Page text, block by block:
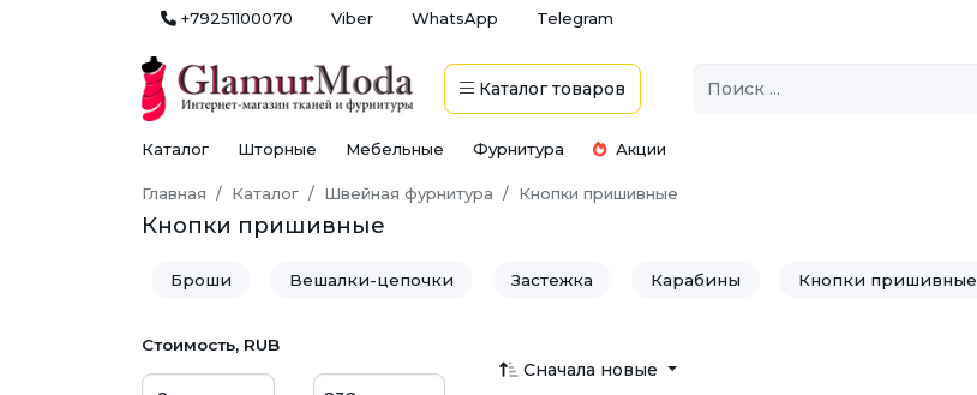
+79251100070 Viber WhatsApp Telegram
Каталог товаров
Каталог Шторные Мебельные Фурнитура Акции
Главная Каталог Швейная фурнитура Кнопки пришивные
Кнопки пришивные
Броши Вешалки-цепочки Застежка Карабины Кнопки пришивные
Манжеты, подвязы, воротники
Стоимость, RUB
Сначала новые